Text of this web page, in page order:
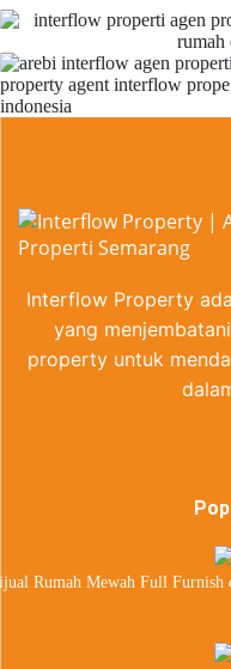
Interflow Property
yang
property untuk
Rumah Mewah Full Furnish